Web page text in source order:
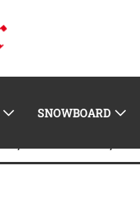
SNOWBOARD